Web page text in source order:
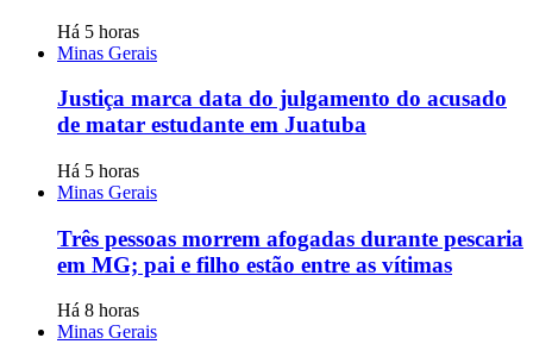
Há 5 horas
Minas Gerais
Justiça marca data do julgamento do acusado
de matar estudante em Juatuba
Há 5 horas
Minas Gerais
Três pessoas morrem afogadas durante pescaria
em MG; pai e filho estão entre as vítimas
Há 8 horas
Minas Gerais